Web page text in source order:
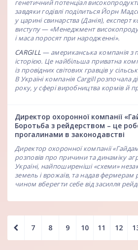
генетичний потенціал
завдяки годівлі поділиться Йорн
у царині свинарства (Данія), експерт
виступу — «Менеджмент
і маса поросят при народженні».
CARGILL — американська компанія з
історією. Це найбільша приватна
із провідних світових гравців у
В Україні компанія Cargill розпочала
року, у сфері виробництва кормів й
Директор охоронної компанії
Боротьба з рейдерством – це
прогалинами в законодавстві
Директор охоронної компанії
розповів про причини та динаміку
Україні, найпоширеніші «схеми»
земель і врожаїв, та надав фермерам
чином вберегти себе від засилля
7 8 9 10 11 12